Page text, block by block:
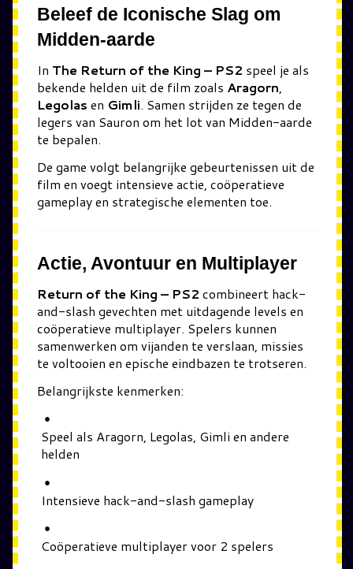
Beleef de Iconische Slag om
Midden-aarde
In The Return of the King – PS2 speel je als
bekende helden uit de film zoals Aragorn,
Legolas en Gimli. Samen strijden ze tegen de
legers van Sauron om het lot van Midden-aarde
te bepalen.
De game volgt belangrijke gebeurtenissen uit de
film en voegt intensieve actie, coöperatieve
gameplay en strategische elementen toe.
Actie, Avontuur en Multiplayer
Return of the King – PS2 combineert hack-
and-slash gevechten met uitdagende levels en
coöperatieve multiplayer. Spelers kunnen
samenwerken om vijanden te verslaan, missies
te voltooien en epische eindbazen te trotseren.
Belangrijkste kenmerken:
Speel als Aragorn, Legolas, Gimli en andere
helden
Intensieve hack-and-slash gameplay
Coöperatieve multiplayer voor 2 spelers